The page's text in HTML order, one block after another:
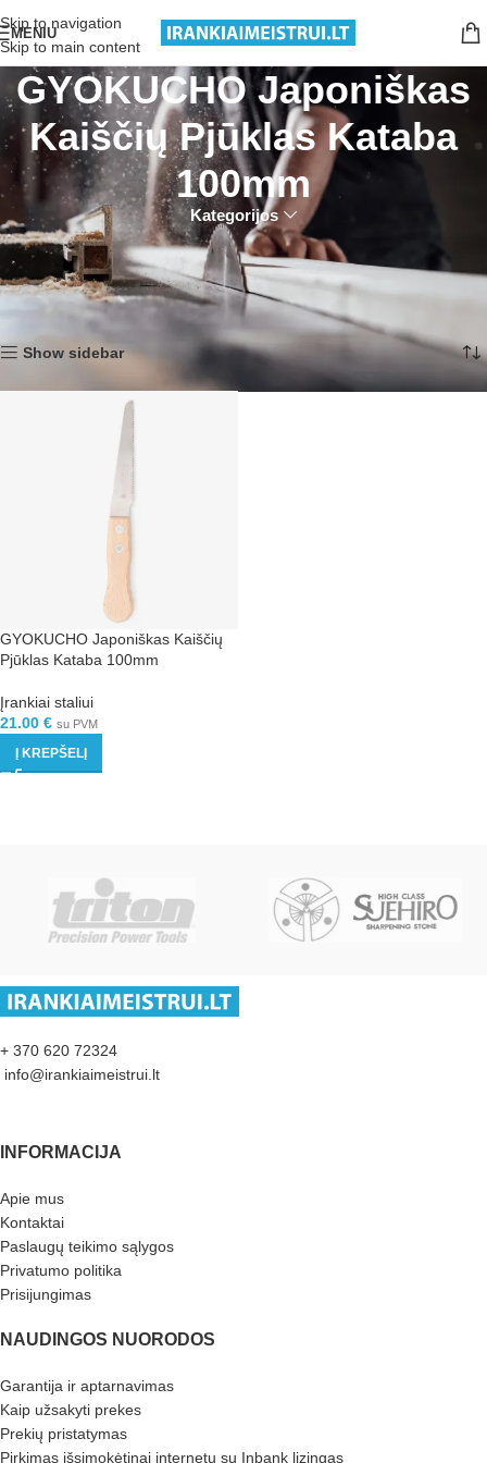
Skip to navigation
Skip to main content
MENIU
GYOKUCHO Japoniškas
Kaiščių Pjūklas Kataba
100mm
Kategorijos
Pradžia
Produktai su žymomis “GYOKUCHO Japoniškas Kaiščių Pjūklas
Kataba 100mm”
Rezultatų: 1
Show sidebar
GYOKUCHO Japoniškas Kaiščių
Pjūklas Kataba 100mm
Įrankiai staliui
21.00 € su PVM
Į KREPŠELĮ
+ 370 620 72324
info@irankiaimeistrui.lt
INFORMACIJA
Apie mus
Kontaktai
Paslaugų teikimo sąlygos
Privatumo politika
Prisijungimas
NAUDINGOS NUORODOS
Garantija ir aptarnavimas
Kaip užsakyti prekes
Prekių pristatymas
Pirkimas išsimokėtinai internetu su Inbank lizingas